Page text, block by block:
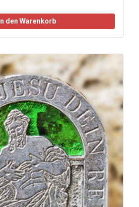
In den Warenkorb